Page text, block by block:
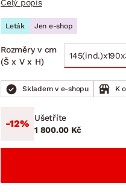
Celý popis
Leták Jen e-shop
Rozměry v cm
(Š x V x H)
Skladem v e-shopu K
-12%
Ušetříte
1 800.00 Kč